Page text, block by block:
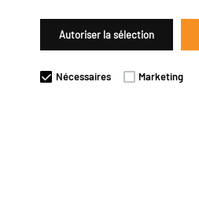
Autoriser la sélection
Nécessaires Marketing